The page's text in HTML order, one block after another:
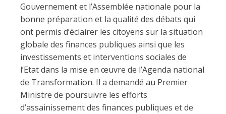
Gouvernement et l’Assemblée nationale pour la
bonne préparation et la qualité des débats qui
ont permis d’éclairer les citoyens sur la situation
globale des finances publiques ainsi que les
investissements et interventions sociales de
l’Etat dans la mise en œuvre de l’Agenda national
de Transformation. Il a demandé au Premier
Ministre de poursuivre les efforts
d’assainissement des finances publiques et de